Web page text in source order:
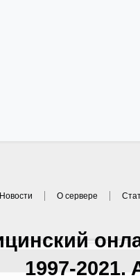
Новости О сервере
1997-2021.